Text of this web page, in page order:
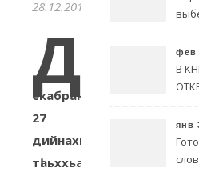
28.12.2017
Д
екабран
27
дийнахь
тӀаьххьара
фев
В
янв